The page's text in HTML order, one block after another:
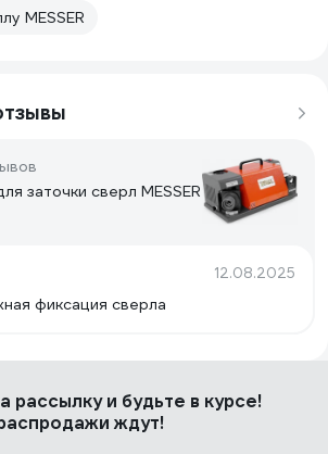
MESSER
заточки сверл MESSER
12.08.2025
фиксация сверла
рассылкуи будьте в курсе!
ждут!